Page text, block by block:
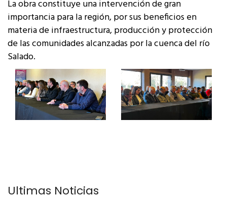
La obra constituye una intervención de gran
importancia para la región, por sus beneficios en
materia de infraestructura, producción y protección
de las comunidades alcanzadas por la cuenca del río
Salado.
Últimas Noticias